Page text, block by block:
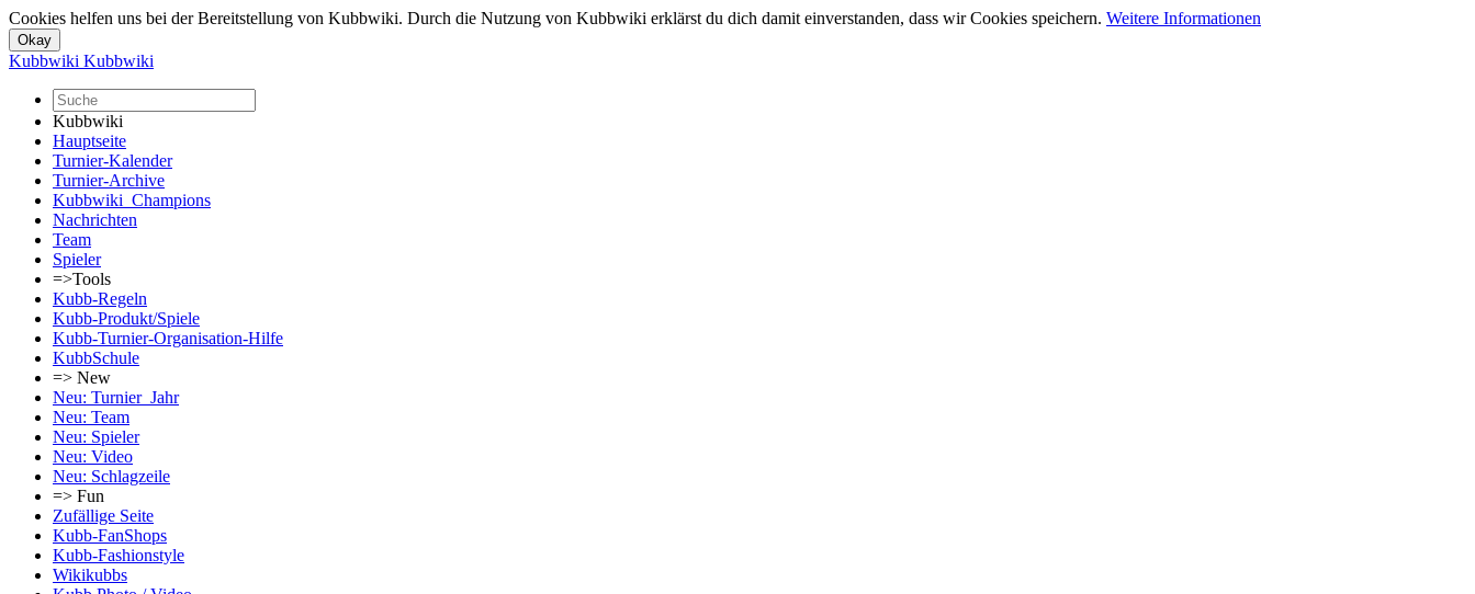
Cookies helfen uns bei der Bereitstellung von Kubbwiki. Durch die Nutzung von Kubbwiki erklärst du dich damit einverstanden, dass wir Cookies speichern. Weitere Informationen
Kubbwiki Kubbwiki
Kubbwiki
Hauptseite
Turnier-Kalender
Turnier-Archive
Kubbwiki_Champions
Nachrichten
Team
Spieler
=>Tools
Kubb-Regeln
Kubb-Produkt/Spiele
Kubb-Turnier-Organisation-Hilfe
KubbSchule
=> New
Neu: Turnier_Jahr
Neu: Team
Neu: Spieler
Neu: Video
Neu: Schlagzeile
=> Fun
Zufällige Seite
Kubb-FanShops
Kubb-Fashionstyle
Wikikubbs